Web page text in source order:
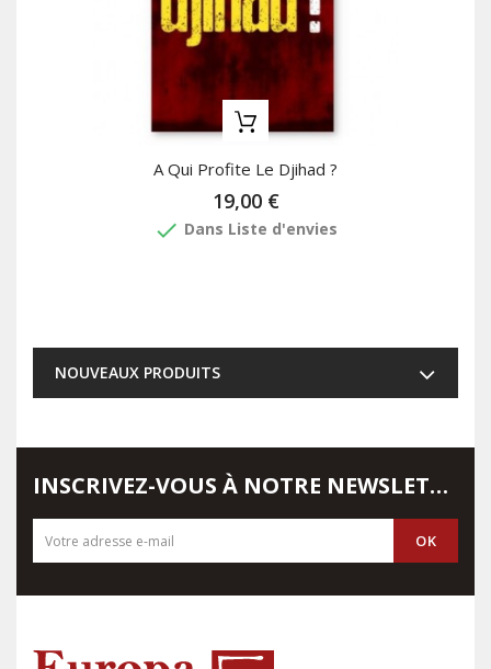
A Qui Profite Le Djihad ?
19,00 €
done Dans Liste d'envies
NOUVEAUX PRODUITS
INSCRIVEZ-VOUS À NOTRE NEWSLETTER